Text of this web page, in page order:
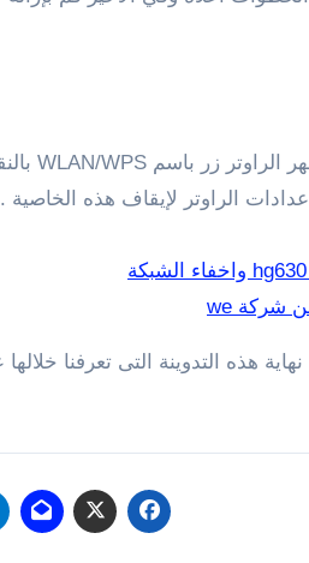
الراوتر لإيقاف هذه الخاصية .